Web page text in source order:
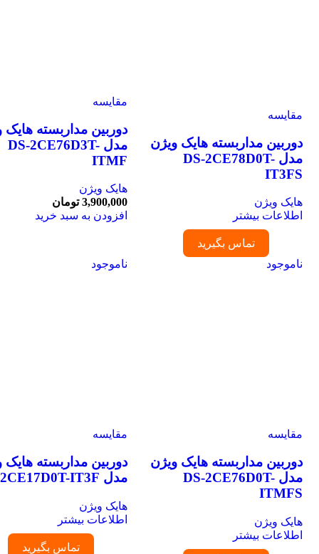
مقایسه
دوربین مداربسته هایک ویژن
مدل DS-2CE78D0T-
IT3FS
هایک ویژن
اطلاعات بیشتر
تماس بگیرید
مقایسه
دوربین مداربسته هایک
مدل DS-2CE76D3T-
ITMF
هایک ویژن
3,900,000 تومان
افزودن به سبد خرید
ناموجود
مقایسه
دوربین مداربسته هایک ویژن
مدل DS-2CE76D0T-
ITMFS
هایک ویژن
اطلاعات بیشتر
ناموجود
مقایسه
دوربین مداربسته هایک
مدل DS-2CE17D0T-IT3F
هایک ویژن
اطلاعات بیشتر
تماس بگیرید